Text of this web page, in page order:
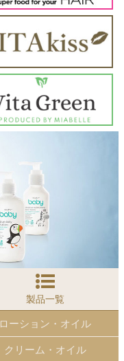
製品一覧
ローション・オイル
クリーム・オイル